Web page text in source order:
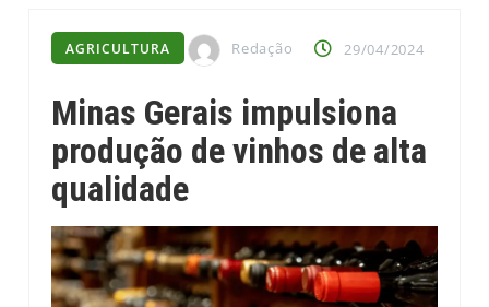
AGRICULTURA Redação 29/04/2024
Minas Gerais impulsiona
produção de vinhos de alta
qualidade